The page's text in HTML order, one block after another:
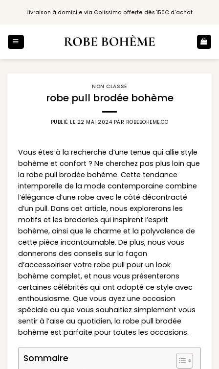
Livraison à domicile via Colissimo offerte dès 150€ d'achat
NON CLASSÉ
robe pull brodée bohème
PUBLIÉ LE 22 MAI 2024 PAR ROBEBOHEME.CO
Vous êtes à la recherche d’une tenue qui allie style
bohème et confort ? Ne cherchez pas plus loin que
la robe pull brodée bohème. Cette tendance
intemporelle de la mode contemporaine combine
l’élégance d’une robe avec le côté décontracté
d’un pull. Dans cet article, nous explorerons les
motifs et les broderies qui inspirent l’esprit
bohème, ainsi que le charme et la polyvalence de
cette pièce incontournable. De plus, nous vous
donnerons des conseils sur la façon
d’accessoiriser votre robe pull pour un look
bohème complet, et nous vous présenterons
certaines célébrités qui ont adopté ce style avec
enthousiasme. Que vous ayez une occasion
spéciale ou que vous souhaitiez simplement vous
sentir à l’aise au quotidien, la robe pull brodée
bohème est parfaite pour toutes les occasions.
Sommaire